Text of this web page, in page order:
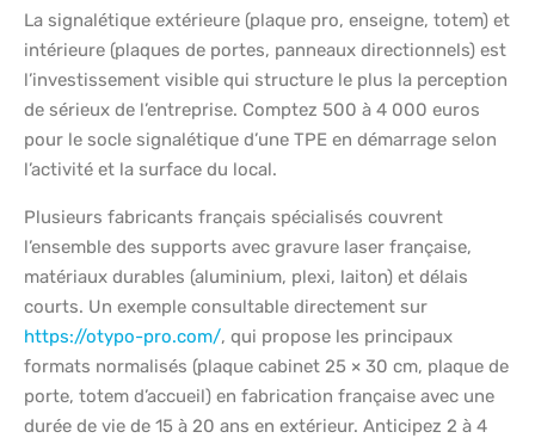
La signalétique extérieure (plaque pro, enseigne, totem) et
intérieure (plaques de portes, panneaux directionnels) est
l’investissement visible qui structure le plus la perception
de sérieux de l’entreprise. Comptez 500 à 4 000 euros
pour le socle signalétique d’une TPE en démarrage selon
l’activité et la surface du local.
Plusieurs fabricants français spécialisés couvrent
l’ensemble des supports avec gravure laser française,
matériaux durables (aluminium, plexi, laiton) et délais
courts. Un exemple consultable directement sur
https://otypo-pro.com/, qui propose les principaux
formats normalisés (plaque cabinet 25 × 30 cm, plaque de
porte, totem d’accueil) en fabrication française avec une
durée de vie de 15 à 20 ans en extérieur. Anticipez 2 à 4